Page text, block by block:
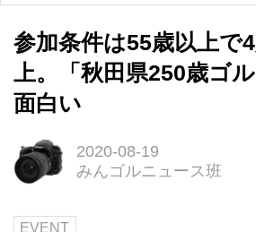
参加条件は55歳以上で
上。「秋田県250歳ゴ
面白い
2020-08-19
みんゴルニュース班
EVENT